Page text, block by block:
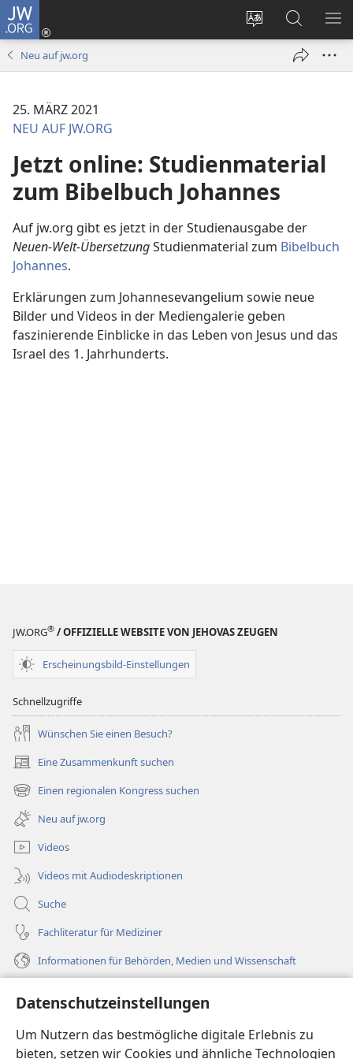
Datenschutzeinstellungen
Um Nutzern das bestmögliche digitale Erlebnis zu
bieten, setzen wir Cookies und ähnliche Technologien
JW.ORG
Websitesprache
ändern
Anmelden
(öffnet
Suche
Neu auf jw.org
25. MÄRZ 2021
NEU AUF JW.ORG
Jetzt online: Studienmaterial
zum Bibelbuch Johannes
Auf jw.org gibt es jetzt in der Studienausgabe der
Neuen-Welt-ÜbersetzungStudienmaterial zum Bibelbuch
Johannes.
Erklärungen zum Johannesevangelium sowie neue
Bilder und Videos in der Mediengalerie geben
faszinierende Einblicke in das Leben von Jesus und das
Israel des 1. Jahrhunderts.
JW.ORG® / OFFIZIELLE WEBSITE VON JEHOVAS ZEUGEN
Erscheinungsbild-Einstellungen
Schnellzugriffe
Wünschen Sie einen Besuch?
Eine Zusammenkunft suchen
(öffnet
neues
Fenster)
Einen regionalen Kongress suchen
(öffnet
neues
Fenster)
Neu auf jw.org
Videos
Videos mit Audiodeskriptionen
Suche
Fachliteratur für Mediziner
Informationen für Behörden, Medien und Wissenschaft
Spenden
(öffnet
neues